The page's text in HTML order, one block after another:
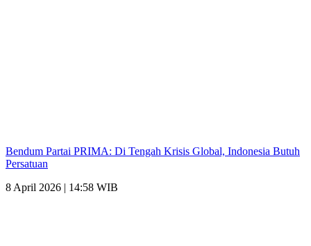
Bendum Partai PRIMA: Di Tengah Krisis Global, Indonesia Butuh
Persatuan
8 April 2026 | 14:58 WIB